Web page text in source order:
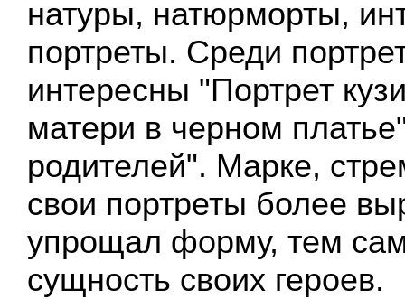
натуры, натюрморты,
портреты. Среди
интересны "Портрет
матери в черном
родителей". Марке,
свои портреты более
упрощал форму, тем
сущность своих героев.